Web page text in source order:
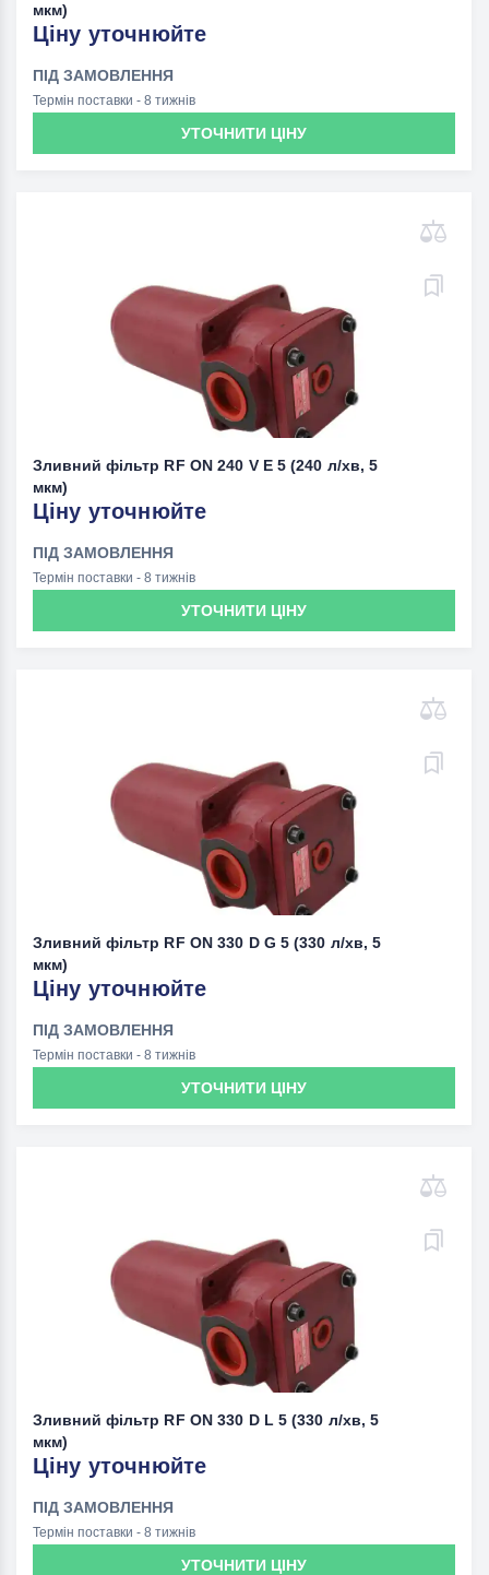
мкм)
Ціну уточнюйте
ПІД ЗАМОВЛЕННЯ
Термін поставки - 8 тижнів
УТОЧНИТИ ЦІНУ
Зливний фільтр RF ON 240 V E 5 (240 л/хв, 5
мкм)
Ціну уточнюйте
ПІД ЗАМОВЛЕННЯ
Термін поставки - 8 тижнів
УТОЧНИТИ ЦІНУ
Зливний фільтр RF ON 330 D G 5 (330 л/хв, 5
мкм)
Ціну уточнюйте
ПІД ЗАМОВЛЕННЯ
Термін поставки - 8 тижнів
УТОЧНИТИ ЦІНУ
Зливний фільтр RF ON 330 D L 5 (330 л/хв, 5
мкм)
Ціну уточнюйте
ПІД ЗАМОВЛЕННЯ
Термін поставки - 8 тижнів
УТОЧНИТИ ЦІНУ